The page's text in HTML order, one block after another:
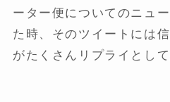
ーター便についてのニュ
た時、そのツイートには
がたくさんリプライとし